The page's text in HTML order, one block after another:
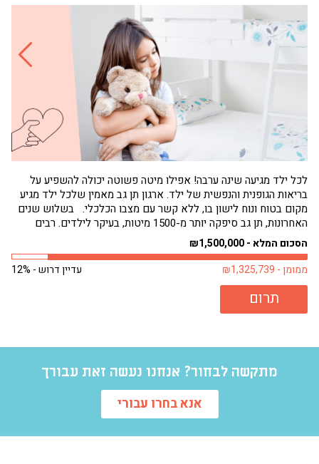
לכל ילד מגיעה שינה ערבה! אפילו מיטה פשוטה יכולה להשפיע על
בריאות הגופנית והנפשית של ילד. ארגון תן גב מאמין שלכל ילד מגיע
מקום בטוח ונוח לישון בו, ללא קשר עם מצבו הכלכלי. בשלוש שנים
האחרונות, תן גב סיפקה יותר מ-1500 מיטות, בעיקר לילדים. רבים
מילדים אלה היו ישנים על...
הסכום המלא - ₪1,500,000
עדיין דרוש - 12%
ממומן - ₪1,325,739
תרום
מתקשה לבחור? אנחנו נעשה זאת עבורך
אנא בחרו עבורי